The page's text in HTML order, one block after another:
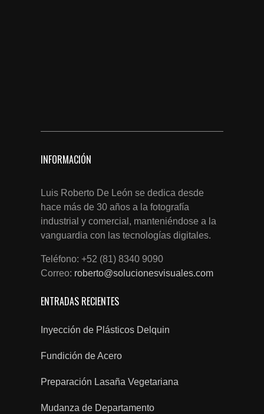
INFORMACIÓN
Luis Roberto De León se dedica desde
hace más de 30 años a la fotografía
industrial y comercial, manteniéndose a la
vanguardia con las tecnologías digitales.
Teléfono: +52 (81) 8340 9090
Correo: roberto@solucionesvisuales.com
ENTRADAS RECIENTES
Inyección de Plásticos Delquin
Fundición de Acero
Preparación Lasaña Vegetariana
Mudanza de Departamento